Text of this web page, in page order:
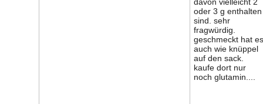
davon vielleicht 2
oder 3 g enthalten
sind. sehr
fragwürdig.
geschmeckt hat es
auch wie knüppel
auf den sack.
kaufe dort nur
noch glutamin....